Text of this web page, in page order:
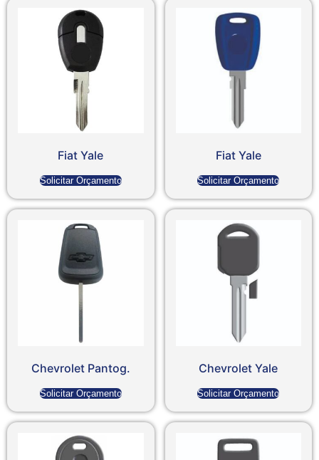
Fiat Yale
Solicitar Orçamento
Fiat Yale
Solicitar Orçamento
Chevrolet Pantog.
Solicitar Orçamento
Chevrolet Yale
Solicitar Orçamento